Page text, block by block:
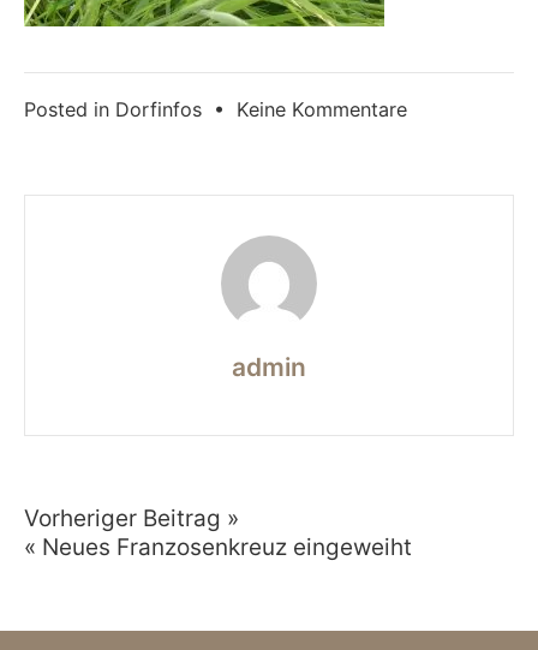
Posted in Dorfinfos • Keine Kommentarezu
admin
Beitragsnavigation
Vorheriger Beitrag »
« Neues Franzosenkreuz eingeweiht